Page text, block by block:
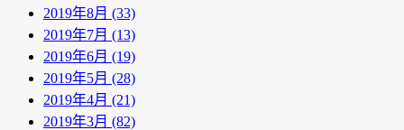
2019年8月 (33)
2019年7月 (13)
2019年6月 (19)
2019年5月 (28)
2019年4月 (21)
2019年3月 (82)